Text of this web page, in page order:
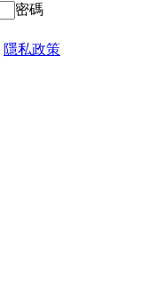
密碼
隱私政策